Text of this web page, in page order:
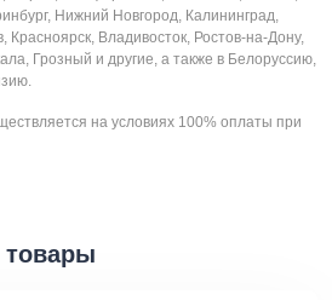
Нижний Новгород, Калининград,
Владивосток, Ростов-на-Дону,
Грозный и другие, а также в Белоруссию,
на условиях 100% оплаты при